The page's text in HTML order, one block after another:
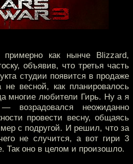
как нынче Blizzard,
объявив, что третья часть
студии появится в продаже
весной, как планировалось
многие любители Гирь. Ну а я
возрадовался неожиданно
провести весну, общаясь
с подругой. И решил, что за
не случится, а вот гири 3
Так оно в целом и произошло.